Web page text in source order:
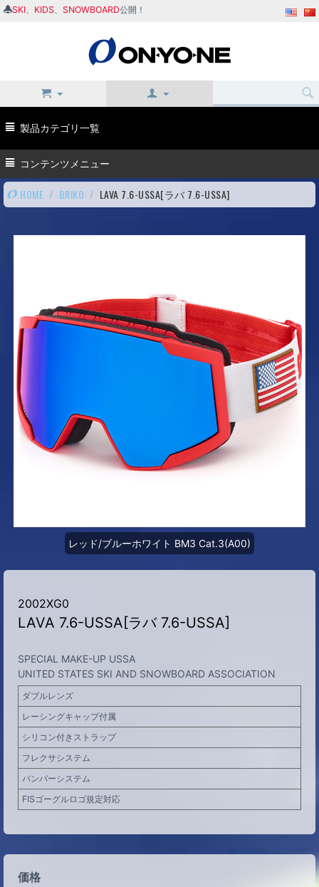
SKI KIDS SNOWBOARD公開！
製品カテゴリ一覧
コンテンツメニュー
HOME / BRIKO / LAVA 7.6-USSA[ラバ 7.6-USSA]
レッド/ブルーホワイト BM3 Cat.3(A00)
2002XG0
LAVA 7.6-USSA[ラバ 7.6-USSA]
SPECIAL MAKE-UP USSA
UNITED STATES SKI AND SNOWBOARD ASSOCIATION
ダブルレンズ
レーシングキャップ付属
シリコン付きストラップ
フレクサシステム
バンパーシステム
FISゴーグルロゴ規定対応
価格